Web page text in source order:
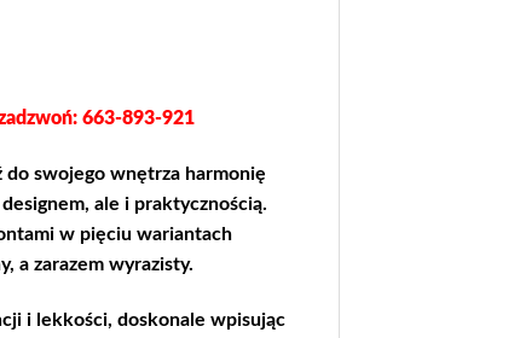
663-893-921
swojego wnętrza harmonię
ale i praktycznością.
w pięciu wariantach
a zarazem wyrazisty.
i lekkości, doskonale wpisując